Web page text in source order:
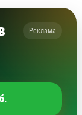
Реклама